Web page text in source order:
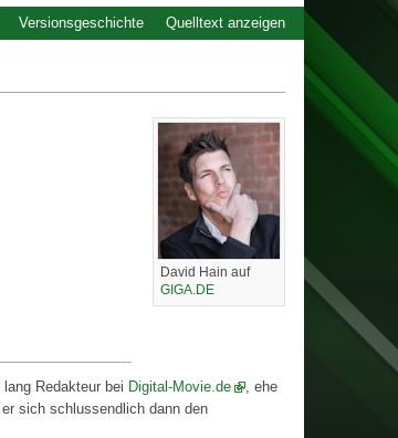
David Hain auf
GIGA.DE
Redakteur bei Digital-Movie.de
, ehe
sich schlussendlich dann den
Quelltext anzeigen
Versionsgeschichte